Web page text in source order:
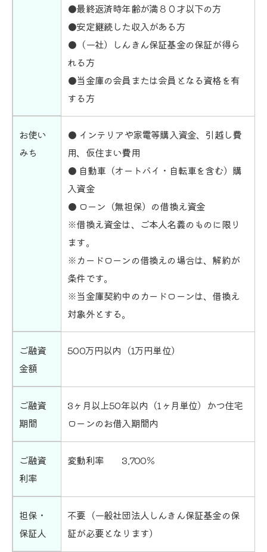
●最終返済時年齢が満８０才以下の方
●安定継続した収入がある方
●（一社）しんきん保証基金の保証が得ら
れる方
●当金庫の会員または会員となる資格を有
する方
お使い
みち
● インテリアや家電等購入資金、引越し費
用、仮住まい費用
● 自動車（オートバイ・自転車を含む）購
入資金
● ローン（無担保）の借換え資金
※借換え資金は、ご本人名義のものに限り
ます。
※カードローンの借換えの場合は、解約が
条件です。
※当金庫契約中のカードローンは、借換え
対象外とする。
ご融資
金額
500万円以内（1万円単位）
ご融資
期間
3ヶ月以上50年以内（1ヶ月単位）かつ住宅
ローンのお借入期間内
ご融資
利率
変動利率 3.700％
担保・
保証人
不要（一般社団法人しんきん保証基金の保
証が必要となります）